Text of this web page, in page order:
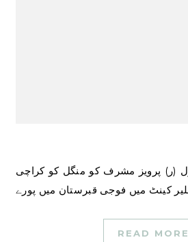
READ MORE